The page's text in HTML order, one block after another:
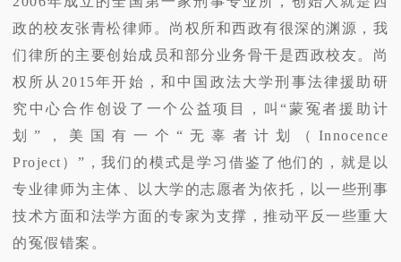
政的校友张青松律师。尚权所和西政有很深的渊源，我
们律所的主要创始成员和部分业务骨干是西政校友。尚
权所从2015年开始，和中国政法大学刑事法律援助研
究中心合作创设了一个公益项目，叫“蒙冤者援助计
划”，美国有一个“无辜者计划（Innocence
Project）”，我们的模式是学习借鉴了他们的，就是以
专业律师为主体、以大学的志愿者为依托，以一些刑事
技术方面和法学方面的专家为支撑，推动平反一些重大
的冤假错案。